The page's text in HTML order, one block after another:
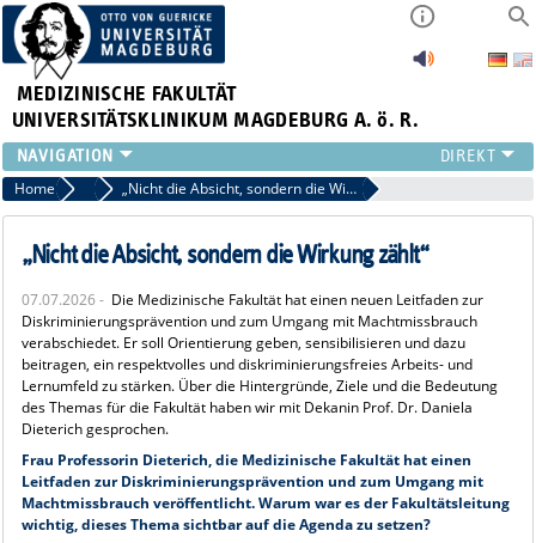
MEDIZINISCHE FAKULTÄT
UNIVERSITÄTSKLINIKUM MAGDEBURG A. ö. R.
INSTITUTE
KLINIKEN
ZENTRALE EINRICHTUNGEN
PRESSE
ÜBER UNS
INTERNATIONAL
INTRANET
Home News „Nicht die Absicht, sondern die Wirkung zählt“
„Nicht die Absicht, sondern die Wirkung zählt“
07.07.2026 - Die Medizinische Fakultät hat einen neuen Leitfaden zur
Diskriminierungsprävention und zum Umgang mit Machtmissbrauch
verabschiedet. Er soll Orientierung geben, sensibilisieren und dazu
beitragen, ein respektvolles und diskriminierungsfreies Arbeits- und
Lernumfeld zu stärken. Über die Hintergründe, Ziele und die Bedeutung
des Themas für die Fakultät haben wir mit Dekanin Prof. Dr. Daniela
Dieterich gesprochen.
Frau Professorin Dieterich, die Medizinische Fakultät hat einen
Leitfaden zur Diskriminierungsprävention und zum Umgang mit
Machtmissbrauch veröffentlicht. Warum war es der Fakultätsleitung
wichtig, dieses Thema sichtbar auf die Agenda zu setzen?